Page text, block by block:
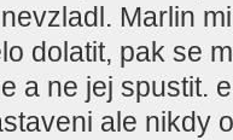
Marlin
dolatit, pak se
a ne jej spustit.
ale nikdy